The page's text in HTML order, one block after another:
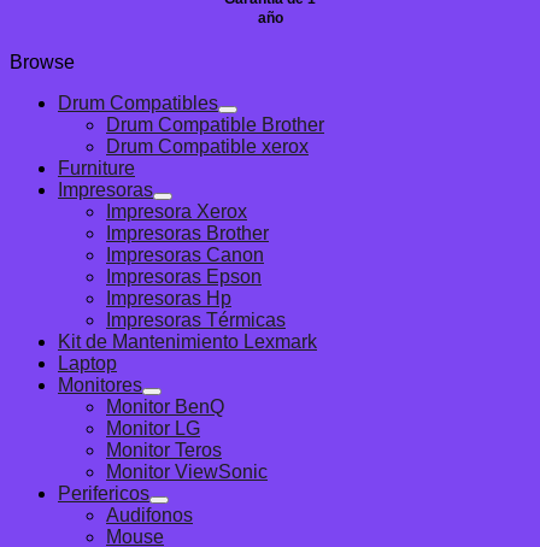
año
Browse
Drum Compatibles
Drum Compatible Brother
Drum Compatible xerox
Furniture
Impresoras
Impresora Xerox
Impresoras Brother
Impresoras Canon
Impresoras Epson
Impresoras Hp
Impresoras Térmicas
Kit de Mantenimiento Lexmark
Laptop
Monitores
Monitor BenQ
Monitor LG
Monitor Teros
Monitor ViewSonic
Perifericos
Audifonos
Mouse